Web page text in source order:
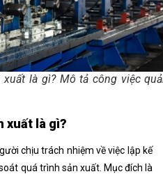
xuất là gì? Mô tả công việc
xuất là gì?
chịu trách nhiệm về việc lập kế
quá trình sản xuất. Mục đích là